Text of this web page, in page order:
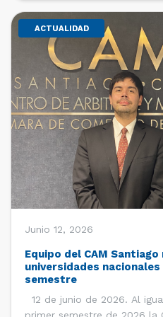
ACTUALIDAD
Junio 12, 2026
Equipo del CAM
universidades
semestre
12 de junio de 2026. Al